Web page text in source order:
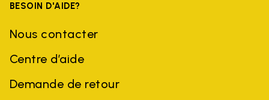
BESOIN D'AIDE?
Nous contacter
Centre d’aide
Demande de retour